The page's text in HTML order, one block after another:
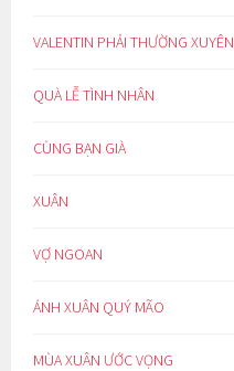
VALENTIN PHẢI THƯỜNG XUYÊN
QUÀ LỄ TÌNH NHÂN
CÙNG BẠN GIÀ
XUÂN
VỢ NGOAN
ÁNH XUÂN QUÝ MÃO
MÙA XUÂN ƯỚC VỌNG